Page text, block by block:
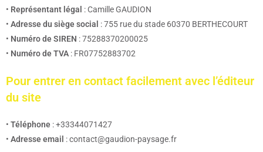
• Représentant légal : Camille GAUDION
• Adresse du siège social : 755 rue du stade 60370 BERTHECOURT
• Numéro de SIREN : 75288370200025
• Numéro de TVA : FR07752883702
Pour entrer en contact facilement avec l’éditeur
du site
• Téléphone : +33344071427
• Adresse email : contact@gaudion-paysage.fr